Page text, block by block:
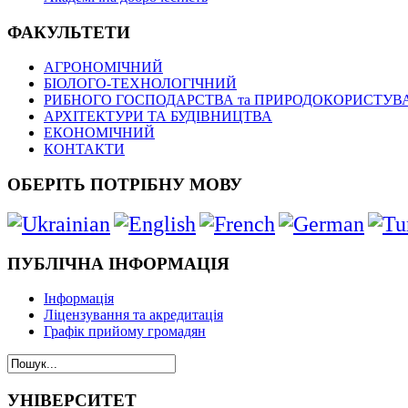
ФАКУЛЬТЕТИ
АГРОНОМІЧНИЙ
БІОЛОГО-ТЕХНОЛОГІЧНИЙ
РИБНОГО ГОСПОДАРСТВА та
АРХІТЕКТУРИ ТА БУДІВНИЦТВА
ЕКОНОМІЧНИЙ
КОНТАКТИ
ОБЕРІТЬ ПОТРІБНУ МОВУ
ПУБЛІЧНА ІНФОРМАЦІЯ
Інформація
Ліцензування та акредитація
Графік прийому громадян
УНІВЕРСИТЕТ